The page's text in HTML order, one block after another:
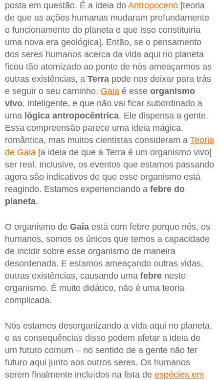
posta em questão. É a ideia do Antropoceno [teoria
de que as ações humanas mudaram profundamente
o funcionamento do planeta e que isso constituiria
uma nova era geológica]. Então, se o pensamento
dos seres humanos acerca da vida aqui no planeta
ficou tão atomizado ao ponto de nós ameaçarmos as
outras existências, a Terra pode nos deixar para trás
e seguir o seu caminho. Gaia é esse organismo
vivo, inteligente, e que não vai ficar subordinado a
uma lógica antropocêntrica. Ele dispensa a gente.
Essa compreensão parece uma ideia mágica,
romântica, mas muitos cientistas consideram a Teoria
de Gaia [a ideia de que a Terra é um organismo vivo]
ser real. Inclusive, os eventos que estamos passando
agora são indicativos de que esse organismo está
reagindo. Estamos experienciando a febre do
planeta.
O organismo de Gaia está com febre porque nós, os
humanos, somos os únicos que temos a capacidade
de incidir sobre esse organismo de maneira
desordenada. E estamos ameaçando outras vidas,
outras existências, causando uma febre neste
organismo. É muito didático, não é uma teoria
complicada.
Nós estamos desorganizando a vida aqui no planeta,
e as consequências disso podem afetar a ideia de
um futuro comum – no sentido de a gente não ter
futuro aqui junto aos outros seres. Os humanos
serem finalmente incluídos na lista de espécies em